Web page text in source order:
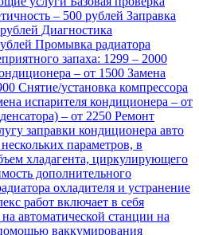
– 500 рублей Заправка
Диагностика
Промывка радиатора
запаха: 1299 – 2000
– от 1500 Замена
Снятие/установка компрессора
испарителя кондиционера – от
– от 2250 Ремонт
заправки кондиционера авто
параметров, в
хладагента, циркулирующего
дополнительного
охладителя и устранение
работ включает в себя
автоматической станции на
ваккумирования